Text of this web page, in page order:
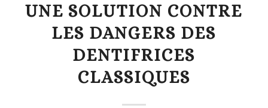
UNE SOLUTION CONTRE
LES DANGERS DES
DENTIFRICES
CLASSIQUES